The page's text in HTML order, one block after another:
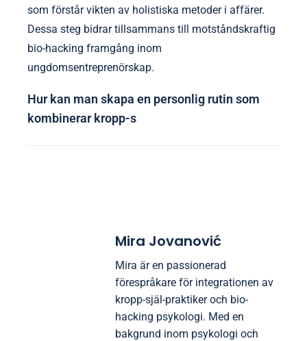
som förstår vikten av holistiska metoder i affärer.
Dessa steg bidrar tillsammans till motståndskraftig
bio-hacking framgång inom
ungdomsentreprenörskap.
Hur kan man skapa en personlig rutin som
kombinerar kropp-s
Mira Jovanović
Mira är en passionerad
förespråkare för integrationen av
kropp-själ-praktiker och bio-
hacking psykologi. Med en
bakgrund inom psykologi och